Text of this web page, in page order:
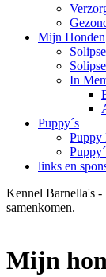
Mijn Honden
In
Puppy´s
Puppy
links en
Kennel Barnella's
samenkomen.
Mijn